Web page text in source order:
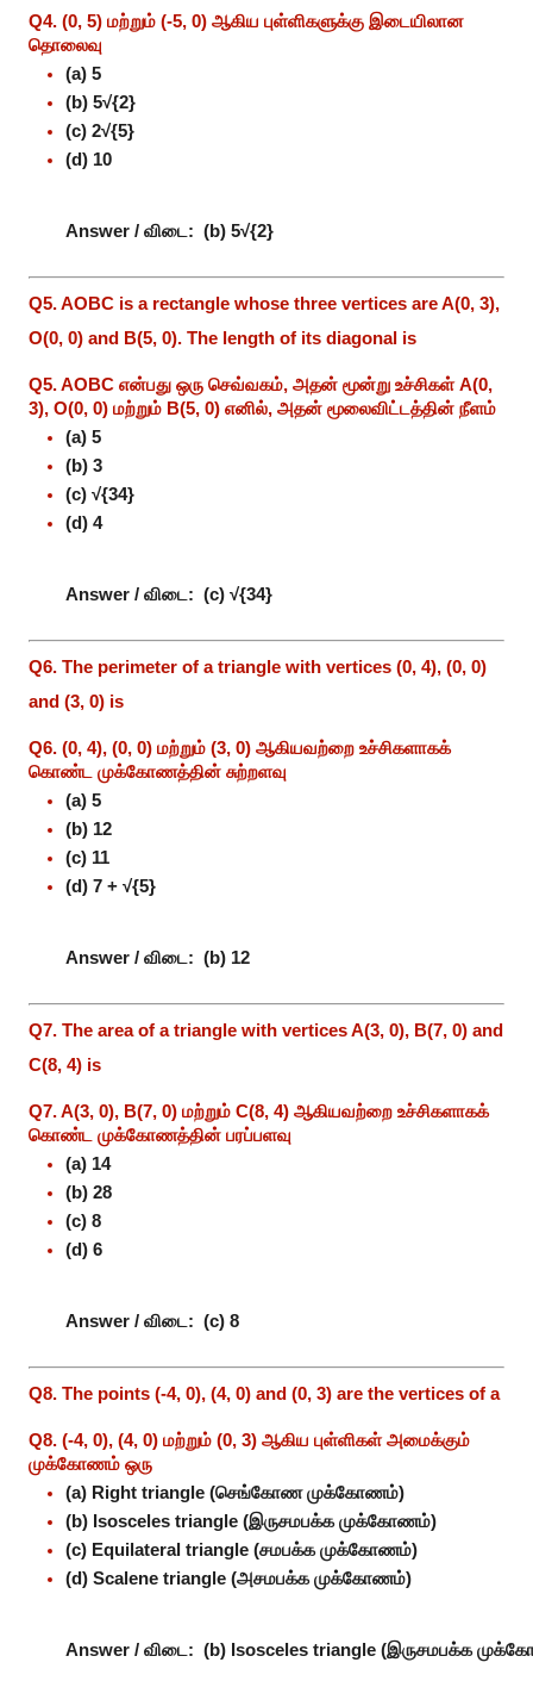
Q4. (0, 5) மற்றும் (-5, 0) ஆகிய புள்ளிகளுக்கு இடையிலான
தொலைவு
(a) 5
(b) 5√{2}
(c) 2√{5}
(d) 10
Answer / விடை: (b) 5√{2}
Q5. AOBC is a rectangle whose three vertices are A(0, 3),
O(0, 0) and B(5, 0). The length of its diagonal is
Q5. AOBC என்பது ஒரு செவ்வகம், அதன் மூன்று உச்சிகள் A(0,
3), O(0, 0) மற்றும் B(5, 0) எனில், அதன் மூலைவிட்டத்தின் நீளம்
(a) 5
(b) 3
(c) √{34}
(d) 4
Answer / விடை: (c) √{34}
Q6. The perimeter of a triangle with vertices (0, 4), (0, 0)
and (3, 0) is
Q6. (0, 4), (0, 0) மற்றும் (3, 0) ஆகியவற்றை உச்சிகளாகக்
கொண்ட முக்கோணத்தின் சுற்றளவு
(a) 5
(b) 12
(c) 11
(d) 7 + √{5}
Answer / விடை: (b) 12
Q7. The area of a triangle with vertices A(3, 0), B(7, 0) and
C(8, 4) is
Q7. A(3, 0), B(7, 0) மற்றும் C(8, 4) ஆகியவற்றை உச்சிகளாகக்
கொண்ட முக்கோணத்தின் பரப்பளவு
(a) 14
(b) 28
(c) 8
(d) 6
Answer / விடை: (c) 8
Q8. The points (-4, 0), (4, 0) and (0, 3) are the vertices of a
Q8. (-4, 0), (4, 0) மற்றும் (0, 3) ஆகிய புள்ளிகள் அமைக்கும்
முக்கோணம் ஒரு
(a) Right triangle (செங்கோண முக்கோணம்)
(b) Isosceles triangle (இருசமபக்க முக்கோணம்)
(c) Equilateral triangle (சமபக்க முக்கோணம்)
(d) Scalene triangle (அசமபக்க முக்கோணம்)
Answer / விடை: (b) Isosceles triangle (இருசமபக்க